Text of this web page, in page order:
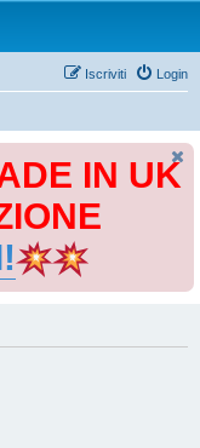
Login
Iscriviti
IN UK